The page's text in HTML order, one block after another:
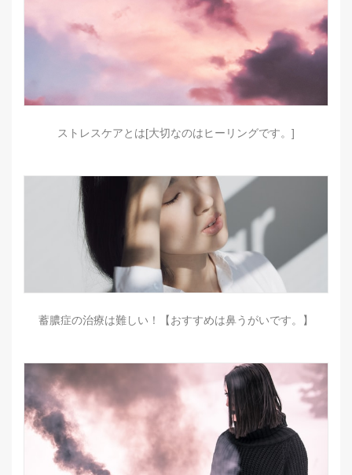
ストレスケアとは[大切なのはヒーリングです。]
蓄膿症の治療は難しい！【おすすめは鼻うがいです。】